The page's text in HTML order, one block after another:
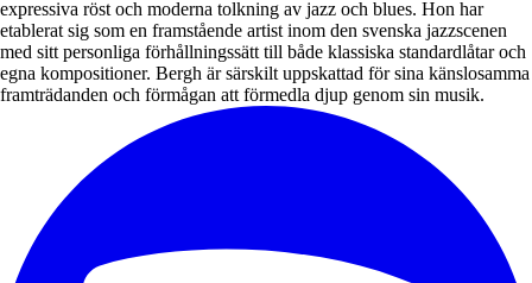
expressiva röst och moderna tolkning av jazz och blues. Hon har
etablerat sig som en framstående artist inom den svenska jazzscenen
med sitt personliga förhållningssätt till både klassiska standardlåtar och
egna kompositioner. Bergh är särskilt uppskattad för sina känslosamma
framträdanden och förmågan att förmedla djup genom sin musik.